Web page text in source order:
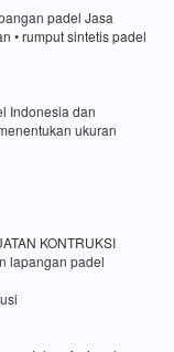
padel Jasa
• rumput sintetis padel
Indonesia dan
ukuran
KONTRUKSI
lapangan padel